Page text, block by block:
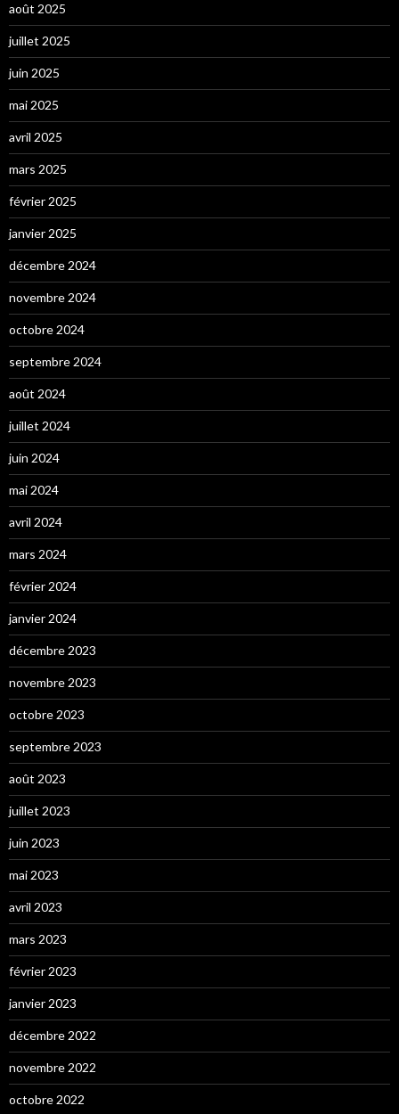
août 2025
juillet 2025
juin 2025
mai 2025
avril 2025
mars 2025
février 2025
janvier 2025
décembre 2024
novembre 2024
octobre 2024
septembre 2024
août 2024
juillet 2024
juin 2024
mai 2024
avril 2024
mars 2024
février 2024
janvier 2024
décembre 2023
novembre 2023
octobre 2023
septembre 2023
août 2023
juillet 2023
juin 2023
mai 2023
avril 2023
mars 2023
février 2023
janvier 2023
décembre 2022
novembre 2022
octobre 2022